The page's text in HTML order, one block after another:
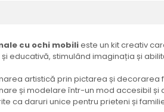
cu ochi mobilieste un kit creativ
educativă, stimulând imaginația și
artistică prin pictarea și decorarea
și modelare într-un mod accesibil și
ca daruri unice pentru prieteni și